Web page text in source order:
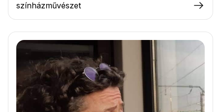
színházművészet